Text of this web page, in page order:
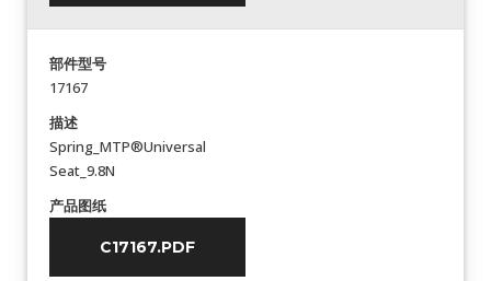
部件型号
17167
描述
Spring_MTP®Universal
Seat_9.8N
产品图纸
C17167.PDF